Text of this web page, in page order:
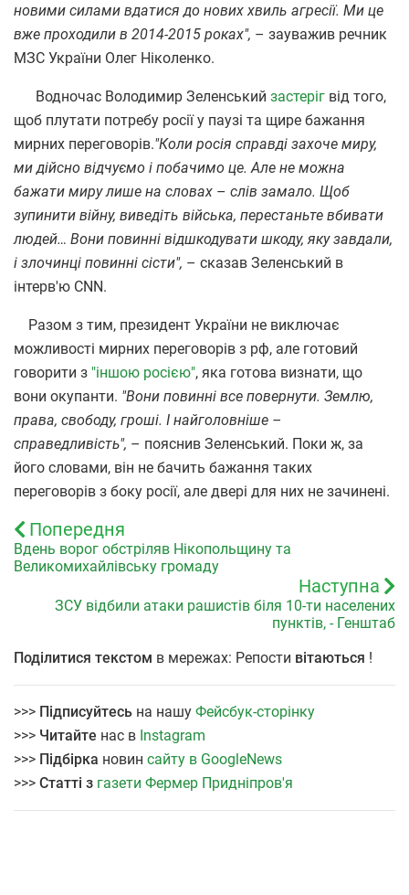
новими силами вдатися до нових хвиль агресії. Ми це
вже проходили в 2014-2015 роках", – зауважив речник
МЗС України Олег Ніколенко.
Водночас Володимир Зеленський застеріг від того,
щоб плутати потребу росії у паузі та щире бажання
мирних переговорів."Коли росія справді захоче миру,
ми дійсно відчуємо і побачимо це. Але не можна
бажати миру лише на словах – слів замало. Щоб
зупинити війну, виведіть війська, перестаньте вбивати
людей… Вони повинні відшкодувати шкоду, яку завдали,
і злочинці повинні сісти", – сказав Зеленський в
інтерв'ю CNN.
Разом з тим, президент України не виключає
можливості мирних переговорів з рф, але готовий
говорити з "іншою росією", яка готова визнати, що
вони окупанти. "Вони повинні все повернути. Землю,
права, свободу, гроші. І найголовніше –
справедливість", – пояснив Зеленський. Поки ж, за
його словами, він не бачить бажання таких
переговорів з боку росії, але двері для них не зачинені.
Попередня
Вдень ворог обстріляв Нікопольщину та
Великомихайлівську громаду
Наступна
ЗСУ відбили атаки рашистів біля 10-ти населених
пунктів, - Генштаб
Поділитися текстом в мережах: Репости вітаються !
>>> Підписуйтесь на нашу Фейсбук-сторінку
>>> Читайте нас в Instagram
>>> Підбірка новин сайту в GoogleNews
>>> Статті з газети Фермер Придніпров'я